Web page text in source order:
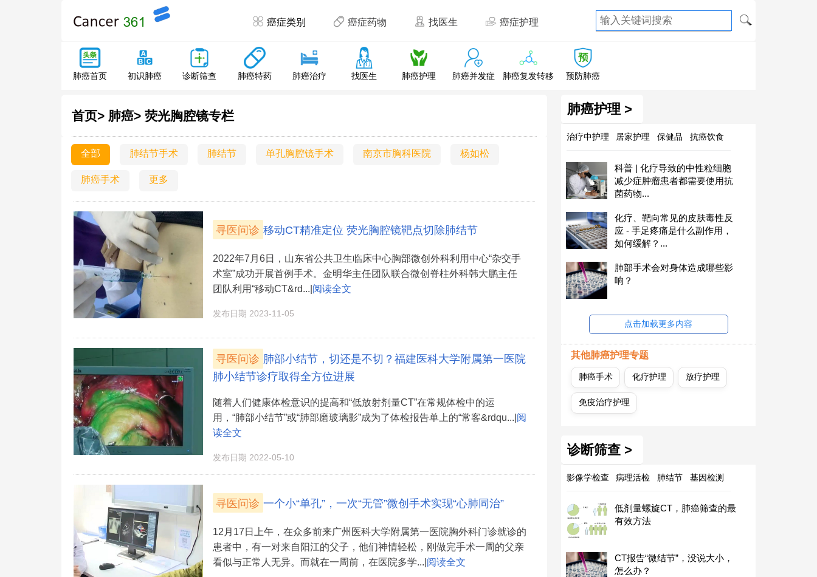
癌症类别 癌症药物 找医生 癌症护理
肺癌首页 初识肺癌 诊断筛查 肺癌特药 肺癌治疗 找医生 肺癌护理 肺癌并发症 肺癌复发转移 预防肺癌
首页> 肺癌> 荧光胸腔镜专栏
全部 肺结节手术 肺结节 单孔胸腔镜手术 南京市胸科医院 杨如松
肺癌手术 更多
寻医问诊 移动CT精准定位 荧光胸腔镜靶点切除肺结节
2022年7月6日，山东省公共卫生临床中心胸部微创外科利用中心“杂交手
术室”成功开展首例手术。金明华主任团队联合微创脊柱外科韩大鹏主任
团队利用“移动CT&rd...| 阅读全文
发布日期 2023-11-05
寻医问诊 肺部小结节，切还是不切？福建医科大学附属第一医院
肺小结节诊疗取得全方位进展
随着人们健康体检意识的提高和“低放射剂量CT”在常规体检中的运
用，“肺部小结节”或“肺部磨玻璃影”成为了体检报告单上的“常客&rdqu...| 阅
读全文
发布日期 2022-05-10
寻医问诊 一个小“单孔”，一次“无管”微创手术实现“心肺同治”
12月17日上午，在众多前来广州医科大学附属第一医院胸外科门诊就诊的
患者中，有一对来自阳江的父子，他们神情轻松，刚做完手术一周的父亲
看似与正常人无异。而就在一周前，在医院多学...| 阅读全文
肺癌护理 >
治疗中护理 居家护理 保健品 抗癌饮食
科普 | 化疗导致的中性粒细胞
减少症肿瘤患者都需要使用抗
菌药物...
化疗、靶向常见的皮肤毒性反
应 - 手足疼痛是什么副作用，
如何缓解？...
肺部手术会对身体造成哪些影
响？
点击加载更多内容
其他肺癌护理专题
肺癌手术 化疗护理 放疗护理
免疫治疗护理
诊断筛查 >
影像学检查 病理活检 肺结节 基因检测
低剂量螺旋CT，肺癌筛查的最
有效方法
CT报告“微结节”，没说大小，
怎么办？